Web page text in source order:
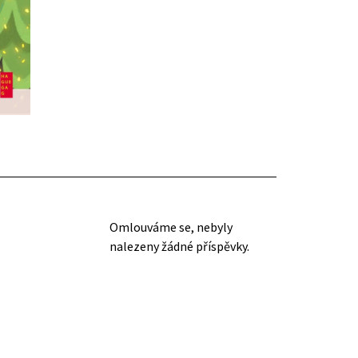
Omlouváme se, nebyly
nalezeny žádné příspěvky.